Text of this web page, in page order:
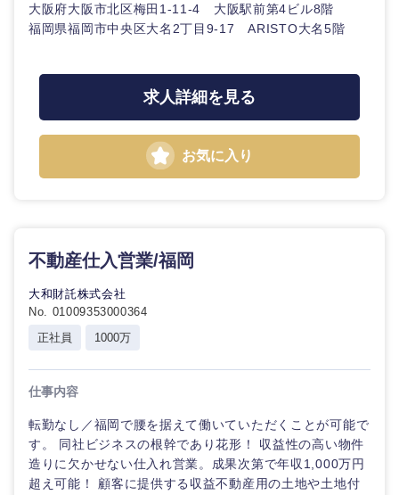
愛知県
大阪府大阪市北区梅田1-11-4 大阪駅前第4ビル8階
福岡県福岡市中央区大名2丁目9-17 ARISTO大名5階
求人詳細を見る
お気に入り
不動産仕入営業/福岡
大和財託株式会社
No. 01009353000364
正社員
1000万
仕事内容
転勤なし／福岡で腰を据えて働いていただくことが可能で
す。 同社ビジネスの根幹であり花形！ 収益性の高い物件
造りに欠かせない仕入れ営業。成果次第で年収1,000万円
超え可能！ 顧客に提供する収益不動産用の土地や土地付